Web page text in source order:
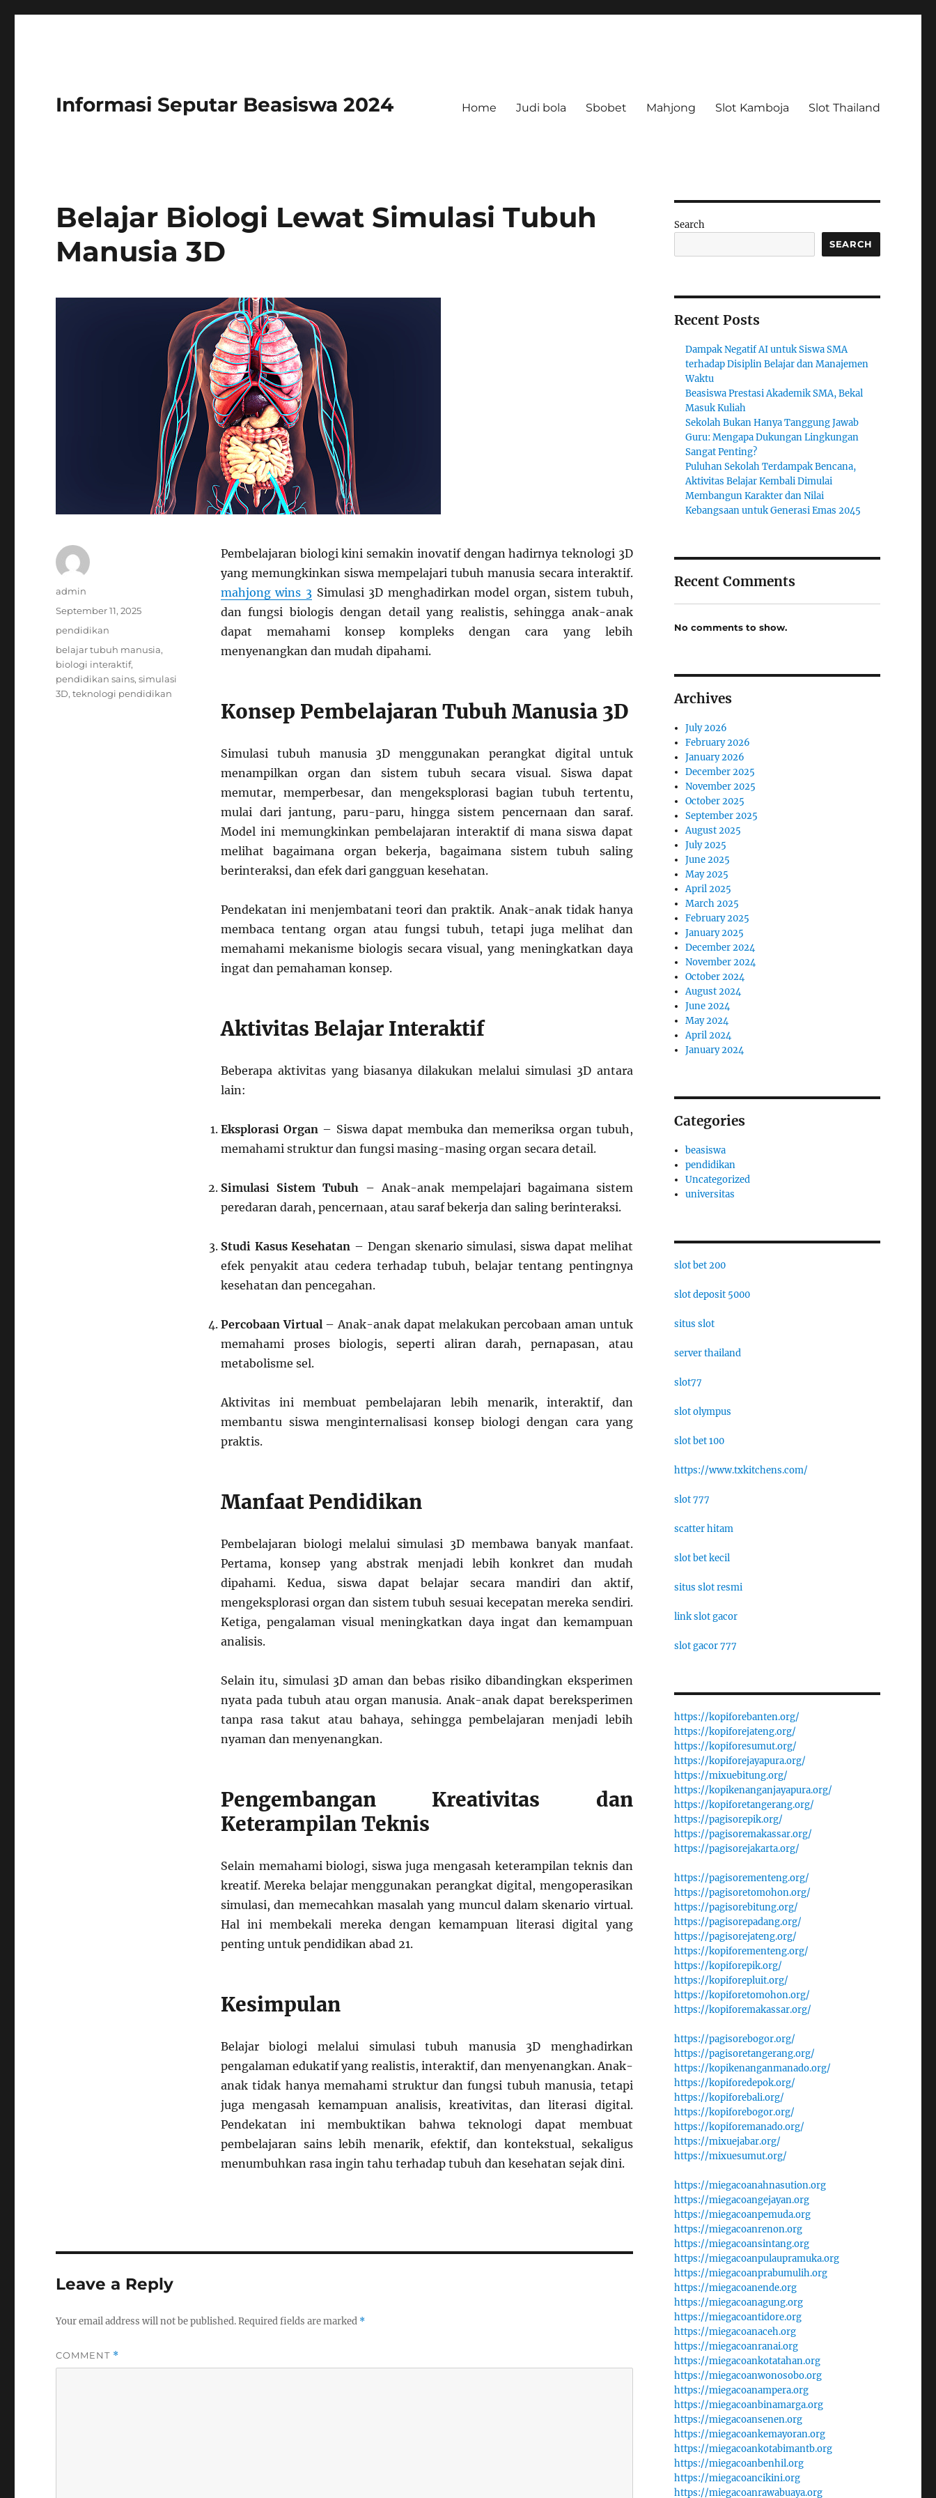
Informasi Seputar Beasiswa 2024 Home Judi bola Sbobet Mahjong Slot Kamboja Slot Thailand
Belajar Biologi Lewat Simulasi Tubuh
Manusia 3D
Pembelajaran biologi kini semakin inovatif dengan hadirnya teknologi 3D
yang memungkinkan siswa mempelajari tubuh manusia secara interaktif.
mahjong wins 3Simulasi 3D menghadirkan model organ, sistem tubuh,
dan fungsi biologis dengan detail yang realistis, sehingga anak-anak
dapat memahami konsep kompleks dengan cara yang lebih
menyenangkan dan mudah dipahami.
Konsep Pembelajaran Tubuh Manusia 3D
Simulasi tubuh manusia 3D menggunakan perangkat digital untuk
menampilkan organ dan sistem tubuh secara visual. Siswa dapat
memutar, memperbesar, dan mengeksplorasi bagian tubuh tertentu,
mulai dari jantung, paru-paru, hingga sistem pencernaan dan saraf.
Model ini memungkinkan pembelajaran interaktif di mana siswa dapat
melihat bagaimana organ bekerja, bagaimana sistem tubuh saling
berinteraksi, dan efek dari gangguan kesehatan.
Pendekatan ini menjembatani teori dan praktik. Anak-anak tidak hanya
membaca tentang organ atau fungsi tubuh, tetapi juga melihat dan
memahami mekanisme biologis secara visual, yang meningkatkan daya
ingat dan pemahaman konsep.
Aktivitas Belajar Interaktif
Beberapa aktivitas yang biasanya dilakukan melalui simulasi 3D antara
lain:
Eksplorasi Organ – Siswa dapat membuka dan memeriksa organ tubuh,
memahami struktur dan fungsi masing-masing organ secara detail.
Simulasi Sistem Tubuh– Anak-anak mempelajari bagaimana sistem
peredaran darah, pencernaan, atau saraf bekerja dan saling berinteraksi.
Studi Kasus Kesehatan – Dengan skenario simulasi, siswa dapat melihat
efek penyakit atau cedera terhadap tubuh, belajar tentang pentingnya
kesehatan dan pencegahan.
Percobaan Virtual– Anak-anak dapat melakukan percobaan aman untuk
memahami proses biologis, seperti aliran darah, pernapasan, atau
metabolisme sel.
Aktivitas ini membuat pembelajaran lebih menarik, interaktif, dan
membantu siswa menginternalisasi konsep biologi dengan cara yang
praktis.
Manfaat Pendidikan
Pembelajaran biologi melalui simulasi 3D membawa banyak manfaat.
Pertama, konsep yang abstrak menjadi lebih konkret dan mudah
dipahami. Kedua, siswa dapat belajar secara mandiri dan aktif,
mengeksplorasi organ dan sistem tubuh sesuai kecepatan mereka sendiri.
Ketiga, pengalaman visual meningkatkan daya ingat dan kemampuan
analisis.
Selain itu, simulasi 3D aman dan bebas risiko dibandingkan eksperimen
nyata pada tubuh atau organ manusia. Anak-anak dapat bereksperimen
tanpa rasa takut atau bahaya, sehingga pembelajaran menjadi lebih
nyaman dan menyenangkan.
Pengembangan Kreativitas dan
Keterampilan Teknis
Selain memahami biologi, siswa juga mengasah keterampilan teknis dan
kreatif. Mereka belajar menggunakan perangkat digital, mengoperasikan
simulasi, dan memecahkan masalah yang muncul dalam skenario virtual.
Hal ini membekali mereka dengan kemampuan literasi digital yang
penting untuk pendidikan abad 21.
Kesimpulan
Belajar biologi melalui simulasi tubuh manusia 3D menghadirkan
pengalaman edukatif yang realistis, interaktif, dan menyenangkan. Anak-
anak tidak hanya memahami struktur dan fungsi tubuh manusia, tetapi
juga mengasah kemampuan analisis, kreativitas, dan literasi digital.
Pendekatan ini membuktikan bahwa teknologi dapat membuat
pembelajaran sains lebih menarik, efektif, dan kontekstual, sekaligus
menumbuhkan rasa ingin tahu terhadap tubuh dan kesehatan sejak dini.
Author
admin
Posted
September 11, 2025
Categories
pendidikan
Tags
belajar tubuh manusia,
biologi interaktif,
pendidikan sains,simulasi
3D,teknologi pendidikan
Leave a Reply
Your email address will not be published.Required fields are marked *
COMMENT *
Search
SEARCH
Recent Posts
Dampak Negatif AI untuk Siswa SMA
terhadap Disiplin Belajar dan Manajemen
Waktu
Beasiswa Prestasi Akademik SMA, Bekal
Masuk Kuliah
Sekolah Bukan Hanya Tanggung Jawab
Guru: Mengapa Dukungan Lingkungan
Sangat Penting?
Puluhan Sekolah Terdampak Bencana,
Aktivitas Belajar Kembali Dimulai
Membangun Karakter dan Nilai
Kebangsaan untuk Generasi Emas 2045
Recent Comments
No comments to show.
Archives
July 2026
February 2026
January 2026
December 2025
November 2025
October 2025
September 2025
August 2025
July 2025
June 2025
May 2025
April 2025
March 2025
February 2025
January 2025
December 2024
November 2024
October 2024
August 2024
June 2024
May 2024
April 2024
January 2024
Categories
beasiswa
pendidikan
Uncategorized
universitas
slot bet 200
slot deposit 5000
situs slot
server thailand
slot77
slot olympus
slot bet 100
https://www.txkitchens.com/
slot 777
scatter hitam
slot bet kecil
situs slot resmi
link slot gacor
slot gacor 777
https://kopiforebanten.org/
https://kopiforejateng.org/
https://kopiforesumut.org/
https://kopiforejayapura.org/
https://mixuebitung.org/
https://kopikenanganjayapura.org/
https://kopiforetangerang.org/
https://pagisorepik.org/
https://pagisoremakassar.org/
https://pagisorejakarta.org/
https://pagisorementeng.org/
https://pagisoretomohon.org/
https://pagisorebitung.org/
https://pagisorepadang.org/
https://pagisorejateng.org/
https://kopiforementeng.org/
https://kopiforepik.org/
https://kopiforepluit.org/
https://kopiforetomohon.org/
https://kopiforemakassar.org/
https://pagisorebogor.org/
https://pagisoretangerang.org/
https://kopikenanganmanado.org/
https://kopiforedepok.org/
https://kopiforebali.org/
https://kopiforebogor.org/
https://kopiforemanado.org/
https://mixuejabar.org/
https://mixuesumut.org/
https://miegacoanahnasution.org
https://miegacoangejayan.org
https://miegacoanpemuda.org
https://miegacoanrenon.org
https://miegacoansintang.org
https://miegacoanpulaupramuka.org
https://miegacoanprabumulih.org
https://miegacoanende.org
https://miegacoanagung.org
https://miegacoantidore.org
https://miegacoanaceh.org
https://miegacoanranai.org
https://miegacoankotatahan.org
https://miegacoanwonosobo.org
https://miegacoanampera.org
https://miegacoanbinamarga.org
https://miegacoansenen.org
https://miegacoankemayoran.org
https://miegacoankotabimantb.org
https://miegacoanbenhil.org
https://miegacoancikini.org
https://miegacoanrawabuaya.org